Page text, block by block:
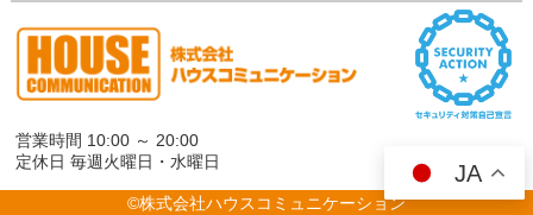
営業時間 10:00 ～ 20:00
定休日 毎週火曜日・水曜日
©株式会社ハウスコミュニケーション
JA